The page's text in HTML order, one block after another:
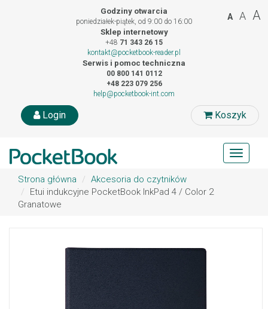
Godziny otwarcia
poniedziałek-piątek, od 9:00 do 16:00
Sklep internetowy
+48 71 343 26 15
kontakt@pocketbook-reader.pl
Serwis i pomoc techniczna
00 800 141 0112
+48 223 079 256
help@pocketbook-int.com
Koszyk
Login
A A A
Toggle
Strona główna
Akcesoria do czytników
Etui indukcyjne PocketBook InkPad 4 / Color 2
Granatowe